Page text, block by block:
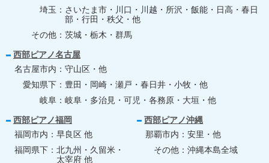
埼玉
さいたま市・川口・川越・所沢・飯能・日高・春日
部・行田・秩父・他
その他
茨城・栃木・群馬
西部ピアノ名古屋
名古屋市内
守山区・他
愛知県下
豊田・岡崎・瀬戸・春日井・小牧・他
岐阜
岐阜・多治見・可児・各務原・大垣・他
西部ピアノ福岡
福岡市内
早良区 他
福岡県下
北九州・久留米・
太宰府 他
西部ピアノ沖縄
那覇市内
安里・他
その他
沖縄本島全域